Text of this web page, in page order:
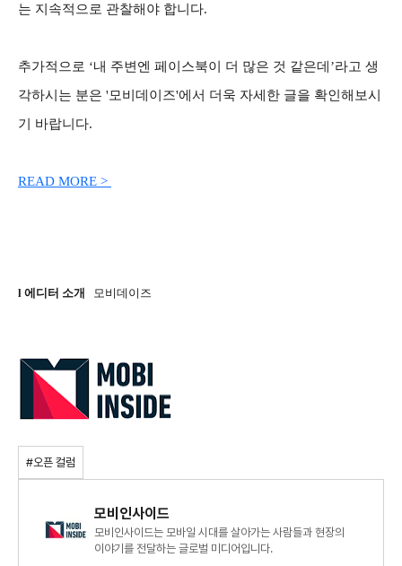
는 지속적으로 관찰해야 합니다.
추가적으로 ‘내 주변엔 페이스북이 더 많은 것 같은데’라고 생
각하시는 분은 '모비데이즈'에서 더욱 자세한 글을 확인해보시
기 바랍니다.
READ MORE >
l 에디터 소개 모비데이즈
#오픈 컬럼
모비인사이드
모비인사이드는 모바일 시대를 살아가는 사람들과 현장의
이야기를 전달하는 글로벌 미디어입니다.